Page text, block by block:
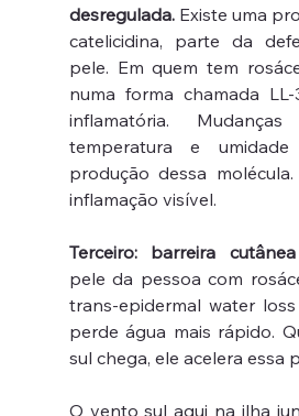
desregulada. Existe uma
catelicidina, parte da
pele. Em quem tem
numa forma chamada
inflamatória.
temperatura e
produção dessa
inflamação visível.
Terceiro: barreira
pele da pessoa com
trans-epidermal water
perde água mais rápido.
sul chega, ele acelera essa
O vento sul aqui na ilha